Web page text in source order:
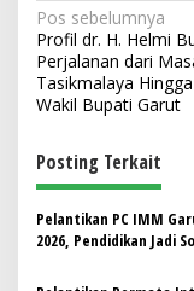
N
a
v
i
g
a
s
i
Pos sebelumnya
Profil dr. H. Helmi
Perjalanan dari
Tasikmalaya
Wakil Bupati Garut
Posting Terkait
Pelantikan PC IMM
2026, Pendidikan Jadi